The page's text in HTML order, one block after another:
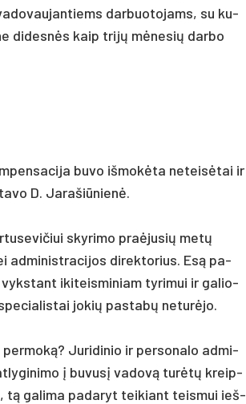
dar­buo­to­jams, su ku­
di­desnės kaip trijų mėne­sių dar­bo
bu­vo iš­mokė­ta ne­teisė­tai ir
D. Ja­ra­šiū­nienė.
sky­ri­mo pra­ėju­sių metų
ad­mi­nist­ra­ci­jos di­rek­to­rius. Esą pa­
iki­teis­mi­niam ty­ri­mui ir ga­lio­
jo­kių pa­stabų ne­turė­jo.
Ju­ri­di­nio ir per­so­na­lo ad­mi­
į bu­vusį va­dovą turėtų kreip­
tą ga­li­ma pa­da­ryt tei­kiant teis­mui ieš­